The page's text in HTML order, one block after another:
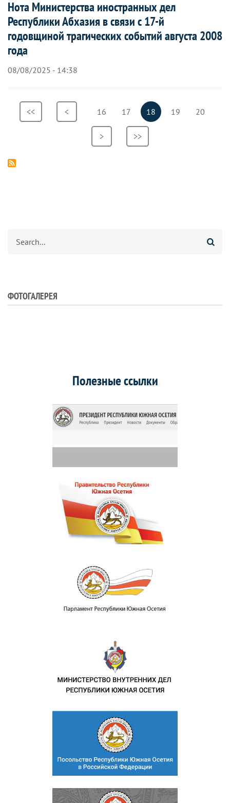
Нота Министерства иностранных дел
Республики Абхазия в связи с 17-й
годовщиной трагических событий августа 2008
года
08/08/2025 - 14:38
Нумерация
страниц
Первая
<<
Предыдущая
страница
< Страница
16 Страница
17
Текущая
страница
18 Страница
19 Страница
20
Следующая
>
Последняя
>>
ФОТОГАЛЕРЕЯ
Полезные ссылки